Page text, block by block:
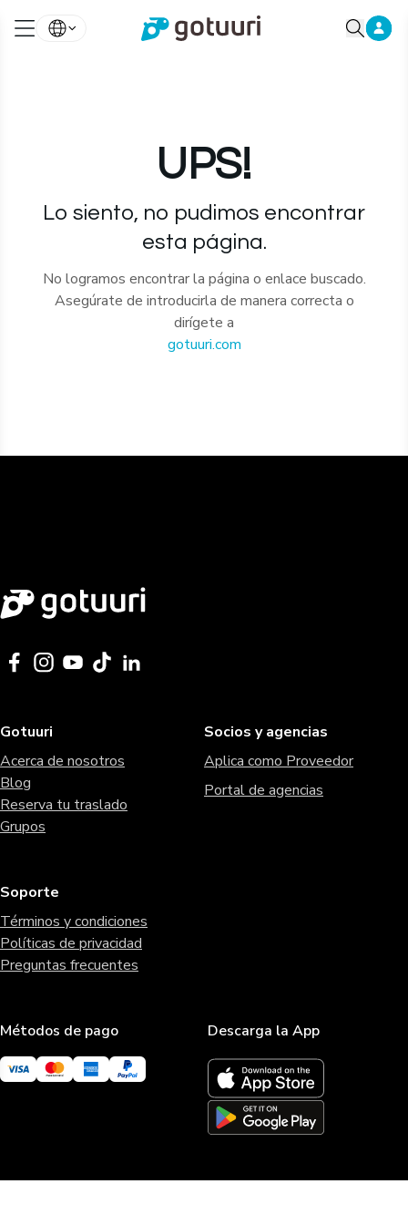
UPS!
Lo siento, no pudimos encontrar
esta página.
No logramos encontrar la página o enlace buscado.
Asegúrate de introducirla de manera correcta o
dirígete a
gotuuri.com
Gotuuri
Acerca de nosotros
Blog
Reserva tu traslado
Grupos
Socios y agencias
Aplica como Proveedor
Portal de agencias
Soporte
Términos y condiciones
Políticas de privacidad
Preguntas frecuentes
Métodos de pago Descarga la App